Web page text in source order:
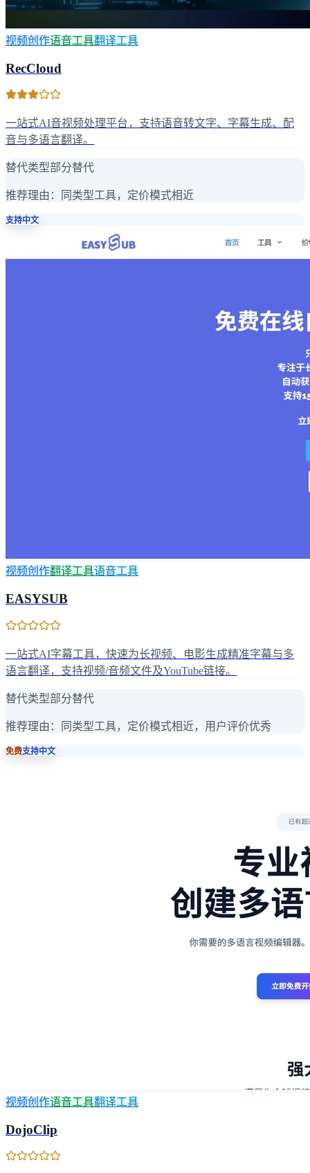
视频创作语音工具翻译工具
RecCloud
一站式AI音视频处理平台，支持语音转文字、字幕生成、配
音与多语言翻译。
替代类型部分替代
推荐理由： 同类型工具，定价模式相近
支持中文
视频创作翻译工具语音工具
EASYSUB
一站式AI字幕工具，快速为长视频、电影生成精准字幕与多
语言翻译，支持视频/音频文件及YouTube链接。
替代类型部分替代
推荐理由： 同类型工具，定价模式相近，用户评价优秀
免费支持中文
视频创作语音工具翻译工具
DojoClip